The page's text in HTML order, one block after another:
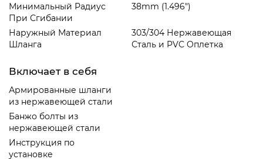
Минимальный Радиус
При Сгибании
38mm (1.496")
Наружный Материал
Шланга
303/304 Нержавеющая
Сталь и PVC Oплетка
Включает в себя
Армированные шланги
из нержавеющей стали
Банжо болты из
нержавеющей стали
Инструкция по
установке